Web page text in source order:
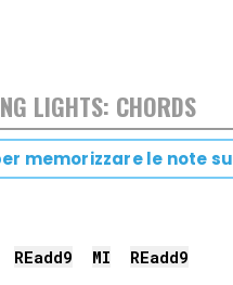
LIGHTS: CHORDS
memorizzare le note su
REadd9 MI REadd9